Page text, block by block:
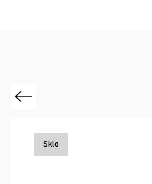
Previous
Sklo